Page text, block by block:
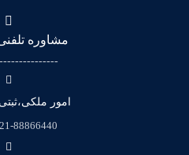
مشاوره
امور
88866440 (98+)